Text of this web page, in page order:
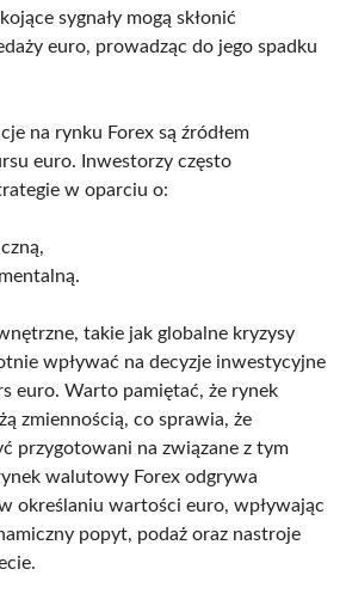
sygnały mogą skłonić
euro, prowadząc do jego spadku
na rynku Forex są źródłem
euro. Inwestorzy często
w oparciu o:
takie jak globalne kryzysy
wpływać na decyzje inwestycyjne
euro. Warto pamiętać, że rynek
zmiennością, co sprawia, że
przygotowani na związane z tym
walutowy Forex odgrywa
określaniu wartości euro, wpływając
popyt, podaż oraz nastroje